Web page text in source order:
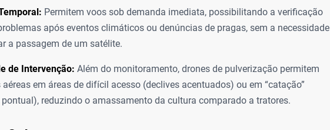
Permitem voos sob demanda imediata, possibilitando a verificação
após eventos climáticos ou denúncias de pragas, sem a necessidade
a passagem de um satélite.
de Intervenção: Além do monitoramento, drones de pulverização permitem
em áreas de difícil acesso (declives acentuados) ou em “catação”
reduzindo o amassamento da cultura comparado a tratores.